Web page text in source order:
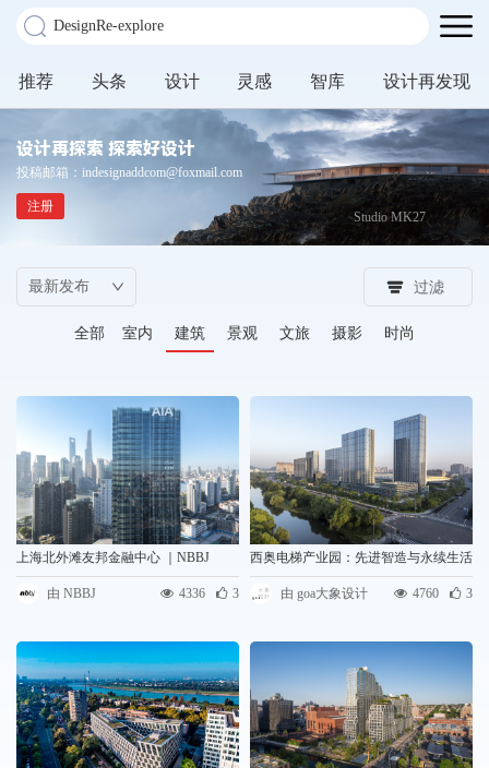
推荐 头条 设计 灵感 智库 设计再发现
设计再探索 探索好设计
投稿邮箱：indesignaddcom@foxmail.com
注册
Studio MK27
过滤
全部 室内 建筑 景观 文旅 摄影 时尚
上海北外滩友邦金融中心 ｜NBBJ
由 NBBJ 4336 3
西奥电梯产业园：先进智造与永续生活
兼容的“未来工厂”｜goa大象设计
由 goa大象设计 4760 3